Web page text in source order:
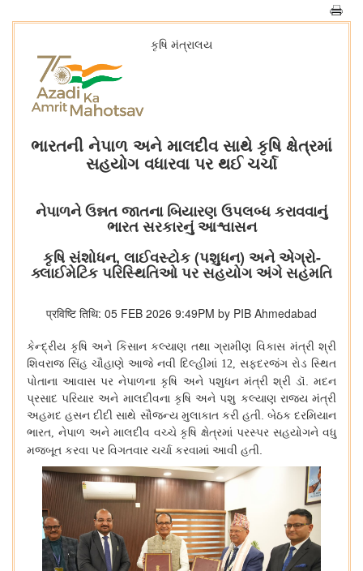
કૃષિ મંત્રાલય
ભારતની નેપાળ અને માલદીવ સાથે કૃષિ ક્ષેત્રમાં
સહયોગ વધારવા પર થઈ ચર્ચા
નેપાળને ઉન્નત જાતના બિયારણ ઉપલબ્ધ કરાવવાનું
ભારત સરકારનું આશ્વાસન
કૃષિ સંશોધન, લાઈવસ્ટોક (પશુધન) અને એગ્રો-
ક્લાઈમેટિક પરિસ્થિતિઓ પર સહયોગ અંગે સહમતિ
प्रविष्टि तिथि: 05 FEB 2026 9:49PM by PIB Ahmedabad
કેન્દ્રીય કૃષિ અને કિસાન કલ્યાણ તથા ગ્રામીણ વિકાસ મંત્રી શ્રી
શિવરાજ સિંહ ચૌહાણે આજે નવી દિલ્હીમાં 12, સફદરજંગ રોડ સ્થિત
પોતાના આવાસ પર નેપાળના કૃષિ અને પશુધન મંત્રી શ્રી ડૉ.મદન
પ્રસાદ પરિયાર અને માલદીવના કૃષિ અને પશુ કલ્યાણ રાજ્ય મંત્રી
અહમદ હસન દીદી સાથે સૌજન્ય મુલાકાત કરી હતી. બેઠક દરમિયાન
ભારત, નેપાળ અને માલદીવ વચ્ચે કૃષિ ક્ષેત્રમાં પરસ્પર સહયોગને વધુ
મજબૂત કરવા પર વિગતવાર ચર્ચા કરવામાં આવી હતી.